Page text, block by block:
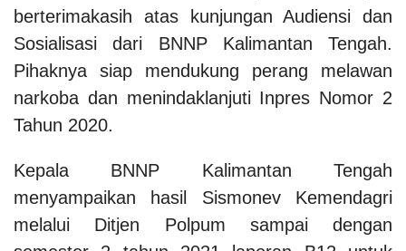
berterimakasih atas kunjungan Audiensi dan
Sosialisasi dari BNNP Kalimantan Tengah.
Pihaknya siap mendukung perang melawan
narkoba dan menindaklanjuti Inpres Nomor 2
Tahun 2020.
Kepala BNNP Kalimantan Tengah
menyampaikan hasil Sismonev Kemendagri
melalui Ditjen Polpum sampai dengan